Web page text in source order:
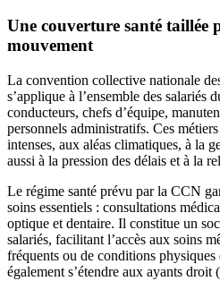
Une couverture santé taillée
mouvement
La convention collective nationale
s’applique à l’ensemble des salariés
conducteurs, chefs d’équipe,
personnels administratifs. Ces
intenses, aux aléas climatiques, à la
aussi à la pression des délais et à la
Le régime santé prévu par la CCN
soins essentiels : consultations
optique et dentaire. Il constitue un
salariés, facilitant l’accès aux soins
fréquents ou de conditions
également s’étendre aux ayants